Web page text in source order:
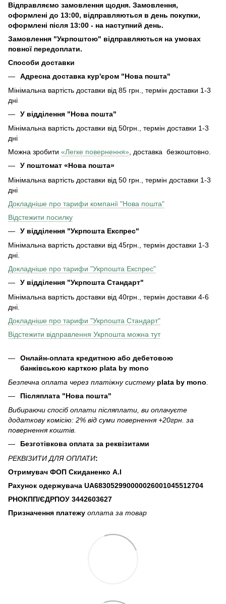
Відправляємо замовлення щодня. Замовлення,
оформлені до 13:00, відправляються в день покупки,
оформлені після 13:00 - на наступний день.
Замовлення "Укрпоштою" відправляються на умовах
повної передоплати.
Способи доставки
Адресна доставка кур'єром "Нова пошта"
Мінімальна вартість доставки від 85 грн., термін доставки 1-3
дні
У відділення "Нова пошта"
Мінімальна вартість доставки від 50грн., термін доставки 1-3
дні
Можна зробити «Легке повернення», доставка безкоштовно.
У поштомат «Нова пошта»
Мінімальна вартість доставки від 50 грн., термін доставки 1-3
дні
Докладніше про тарифи компанії "Нова пошта"
Відстежити посилку
У відділення "Укрпошта Експрес"
Мінімальна вартість доставки від 45грн., термін доставки 1-3
дні.
Докладніше про тарифи "Укрпошта Експрес"
У відділення "Укрпошта Стандарт"
Мінімальна вартість доставки від 40грн., термін доставки 4-6
дні.
Докладніше про тарифи "Укрпошта Стандарт"
Відстежити відправлення Укрпошта можна тут
Онлайн-оплата кредитною або дебетовою
банківською карткою plata by mono
Безпечна оплата через платіжну систему plata by mono
Післяплата "Нова пошта"
Вибираючи спосіб оплати післяплати, ви оплачуєте
додаткову комісію: 2% від суми повернення +20грн. за
повернення коштів.
Безготівкова оплата за реквізитами
РЕКВІЗИТИ ДЛЯ ОПЛАТИ:
Отримувач ФОП Скиданенко А.І
Рахунок одержувача UA683052990000026001045512704
РНОКПП/ЄДРПОУ 3442603627
Призначення платежу оплата за товар